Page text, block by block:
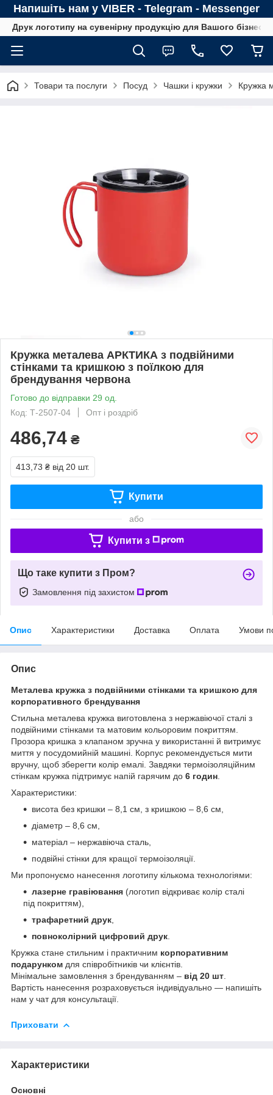
Напишіть нам у VIBER - Telegram - Messenger
Друк логотипу на сувенірну продукцію для Вашого бізнесу
Товари та послуги Посуд Чашки і кружки Кружка
Кружка металева АРКТИКА з подвійними
стінками та кришкою з поїлкою для
брендування червона
Готово до відправки 29 од.
Код: Т-2507-04
Опт і роздріб
486,74 ₴
413,73 ₴ від 20 шт.
Купити
або
Купити з
Що таке купити з Пром?
Замовлення під захистом
Опис Характеристики Доставка Оплата Умови
Опис
Металева кружка з подвійними стінками та кришкою для
корпоративного брендування
Стильна металева кружка виготовлена з нержавіючої сталі з
подвійними стінками та матовим кольоровим покриттям.
Прозора кришка з клапаном зручна у використанні й витримує
миття у посудомийній машині. Корпус рекомендується мити
вручну, щоб зберегти колір емалі. Завдяки термоізоляційним
стінкам кружка підтримує напій гарячим до 6 годин
Характеристики:
висота без кришки – 8,1 см, з кришкою – 8,6 см,
діаметр – 8,6 см,
матеріал – нержавіюча сталь,
подвійні стінки для кращої термоізоляції.
Ми пропонуємо нанесення логотипу кількома технологіями:
лазерне гравіювання (логотип відкриває колір сталі
під покриттям),
трафаретний друк
повноколірний цифровий друк
Кружка стане стильним і практичним корпоративним
подарунком для співробітників чи клієнтів.
Мінімальне замовлення з брендуванням – від 20 шт
Вартість нанесення розраховується індивідуально — напишіть
нам у чат для консультації.
Приховати
Характеристики
Основні